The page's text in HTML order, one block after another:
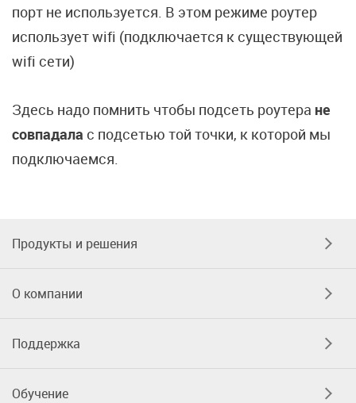
порт не используется. В этом режиме роутер
использует wifi (подключается к существующей
wifi сети)
Здесь надо помнить чтобы подсеть роутера не
совпадала с подсетью той точки, к которой мы
подключаемся.
Продукты и решения
О компании
Поддержка
Обучение